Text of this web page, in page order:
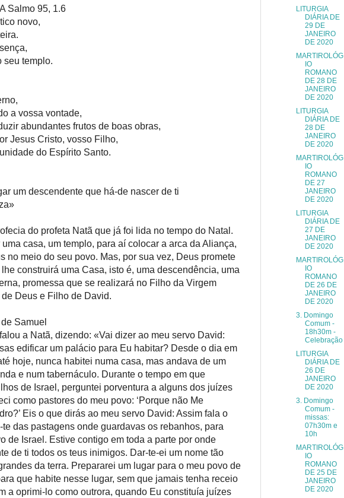
Salmo 95, 1.6
novo,
seu templo.
a vossa vontade,
abundantes frutos de boas obras,
Jesus Cristo, vosso Filho,
do Espírito Santo.
um descendente que há-de nascer de ti
do profeta Natã que já foi lida no tempo do Natal.
casa, um templo, para aí colocar a arca da Aliança,
no meio do seu povo. Mas, por sua vez, Deus promete
construirá uma Casa, isto é, uma descendência, uma
promessa que se realizará no Filho da Virgem
Deus e Filho de David.
Samuel
a Natã, dizendo: «Vai dizer ao meu servo David:
edificar um palácio para Eu habitar? Desde o dia em
hoje, nunca habitei numa casa, mas andava de um
e num tabernáculo. Durante o tempo em que
de Israel, perguntei porventura a alguns dos juízes
como pastores do meu povo: ‘Porque não Me
Eis o que dirás ao meu servo David: Assim fala o
das pastagens onde guardavas os rebanhos, para
de Israel. Estive contigo em toda a parte por onde
de ti todos os teus inimigos. Dar-te-ei um nome tão
da terra. Prepararei um lugar para o meu povo de
que habite nesse lugar, sem que jamais tenha receio
a oprimi-lo como outrora, quando Eu constituía juízes
LITURGIA
DIÁRIA DE
29 DE
JANEIRO
DE 2020
MARTIROLÓG
IO
ROMANO
DE 28 DE
JANEIRO
DE 2020
LITURGIA
DIÁRIA DE
28 DE
JANEIRO
DE 2020
MARTIROLÓG
IO
ROMANO
DE 27
JANEIRO
DE 2020
LITURGIA
DIÁRIA DE
27 DE
JANEIRO
DE 2020
MARTIROLÓG
IO
ROMANO
DE 26 DE
JANEIRO
DE 2020
3. Domingo
Comum -
18h30m -
Celebração
LITURGIA
DIÁRIA DE
26 DE
JANEIRO
DE 2020
3. Domingo
Comum -
missas:
07h30m e
10h
MARTIROLÓG
IO
ROMANO
DE 25 DE
JANEIRO
DE 2020